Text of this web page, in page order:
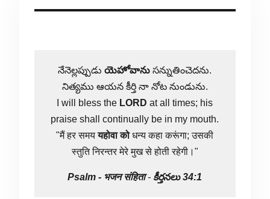
నేనెల్లప్పుడుయెహోవాను సన్నుతించెదను.
నిత్యము ఆయన కీర్తి నా నోట నుండును.
I will bless the LORD at all times; his
praise shall continually be in my mouth.
"मैं हर समययहोवा कोधन्य कहा करूंगा; उसकी
स्तुति निरन्तर मेरे मुख से होती रहेगी।"
Psalm - भजन संहिता- కీర్తనలు 34:1